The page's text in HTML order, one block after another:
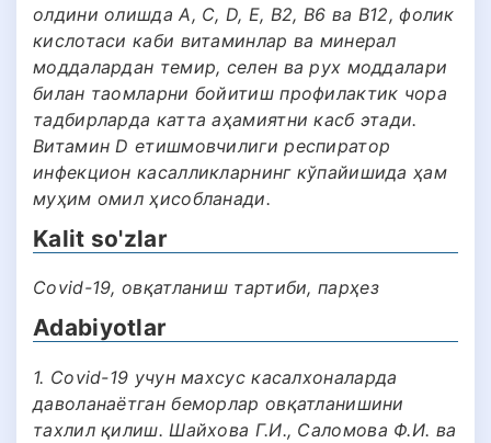
олдини олишда А, С, D, Е, В2, В6 ва В12, фолик
кислотаси каби витаминлар ва минерал
моддалардан темир, селен ва рух моддалари
билан таомларни бойитиш профилактик чора
тадбирларда катта аҳамиятни касб этади.
Витамин D етишмовчилиги респиратор
инфекцион касалликларнинг кўпайишида ҳам
муҳим омил ҳисобланади.
Kalit so'zlar
Covid-19, овқатланиш тартиби, парҳез
Adabiyotlar
1. Covid-19 учун махсус касалхоналарда
даволанаётган беморлар овқатланишини
тахлил қилиш. Шайхова Г.И., Саломова Ф.И. ва